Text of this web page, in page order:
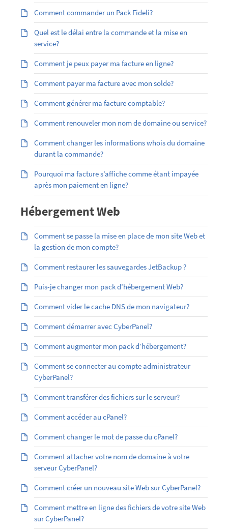
Comment commander un Pack Fideli?
Quel est le délai entre la commande et la mise en
service?
Comment je peux payer ma facture en ligne?
Comment payer ma facture avec mon solde?
Comment générer ma facture comptable?
Comment renouveler mon nom de domaine ou service?
Comment changer les informations whois du domaine
durant la commande?
Pourquoi ma facture s’affiche comme étant impayée
après mon paiement en ligne?
Hébergement Web
Comment se passe la mise en place de mon site Web et
la gestion de mon compte?
Comment restaurer les sauvegardes JetBackup ?
Puis-je changer mon pack d’hébergement Web?
Comment vider le cache DNS de mon navigateur?
Comment démarrer avec CyberPanel?
Comment augmenter mon pack d’hébergement?
Comment se connecter au compte administrateur
CyberPanel?
Comment transférer des fichiers sur le serveur?
Comment accéder au cPanel?
Comment changer le mot de passe du cPanel?
Comment attacher votre nom de domaine à votre
serveur CyberPanel?
Comment créer un nouveau site Web sur CyberPanel?
Comment mettre en ligne des fichiers de votre site Web
sur CyberPanel?